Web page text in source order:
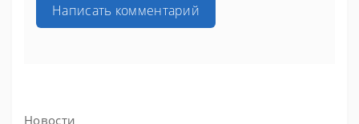
Написать комментарий
Новости